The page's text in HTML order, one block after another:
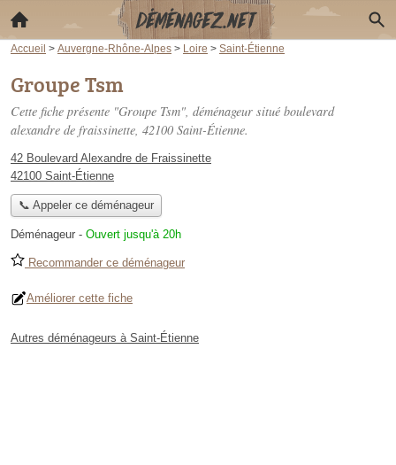
Accueil > Auvergne-Rhône-Alpes > Loire > Saint-Étienne
Groupe Tsm
Cette fiche présente "Groupe Tsm", déménageur situé boulevard
alexandre de fraissinette, 42100 Saint-Étienne.
42 Boulevard Alexandre de Fraissinette
42100 Saint-Étienne
📞 Appeler ce déménageur
Déménageur - Ouvert jusqu'à 20h
Recommander ce déménageur
Améliorer cette fiche
Autres déménageurs à Saint-Étienne